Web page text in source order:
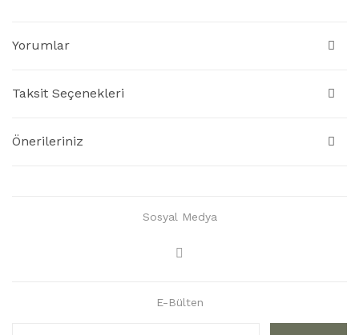
Yorumlar
Taksit Seçenekleri
Önerileriniz
Sosyal Medya
E-Bülten